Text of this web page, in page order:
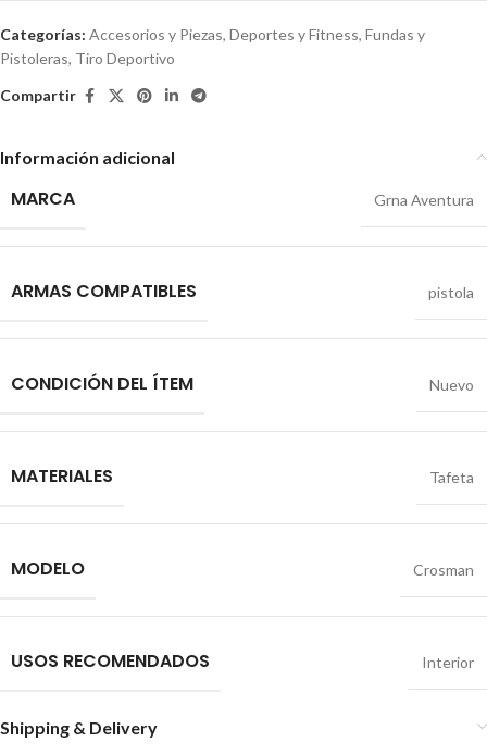
Categorías: Accesorios y Piezas, Deportes y Fitness, Fundas y
Pistoleras, Tiro Deportivo
Compartir
Información adicional
MARCA Grna Aventura
ARMAS COMPATIBLES pistola
CONDICIÓN DEL ÍTEM Nuevo
MATERIALES Tafeta
MODELO Crosman
USOS RECOMENDADOS Interior
Shipping & Delivery